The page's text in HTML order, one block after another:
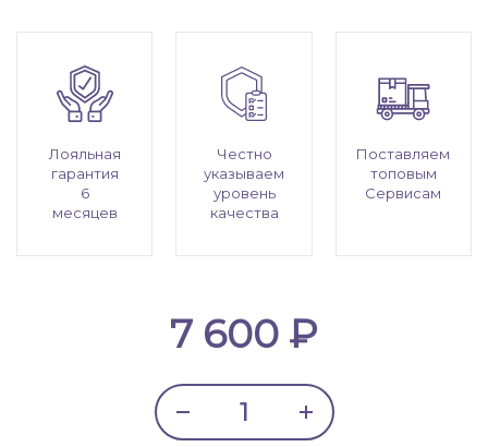
Лояльная
гарантия
6
месяцев
Честно
указываем
уровень
качества
Поставляем
топовым
Сервисам
7 600 ₽